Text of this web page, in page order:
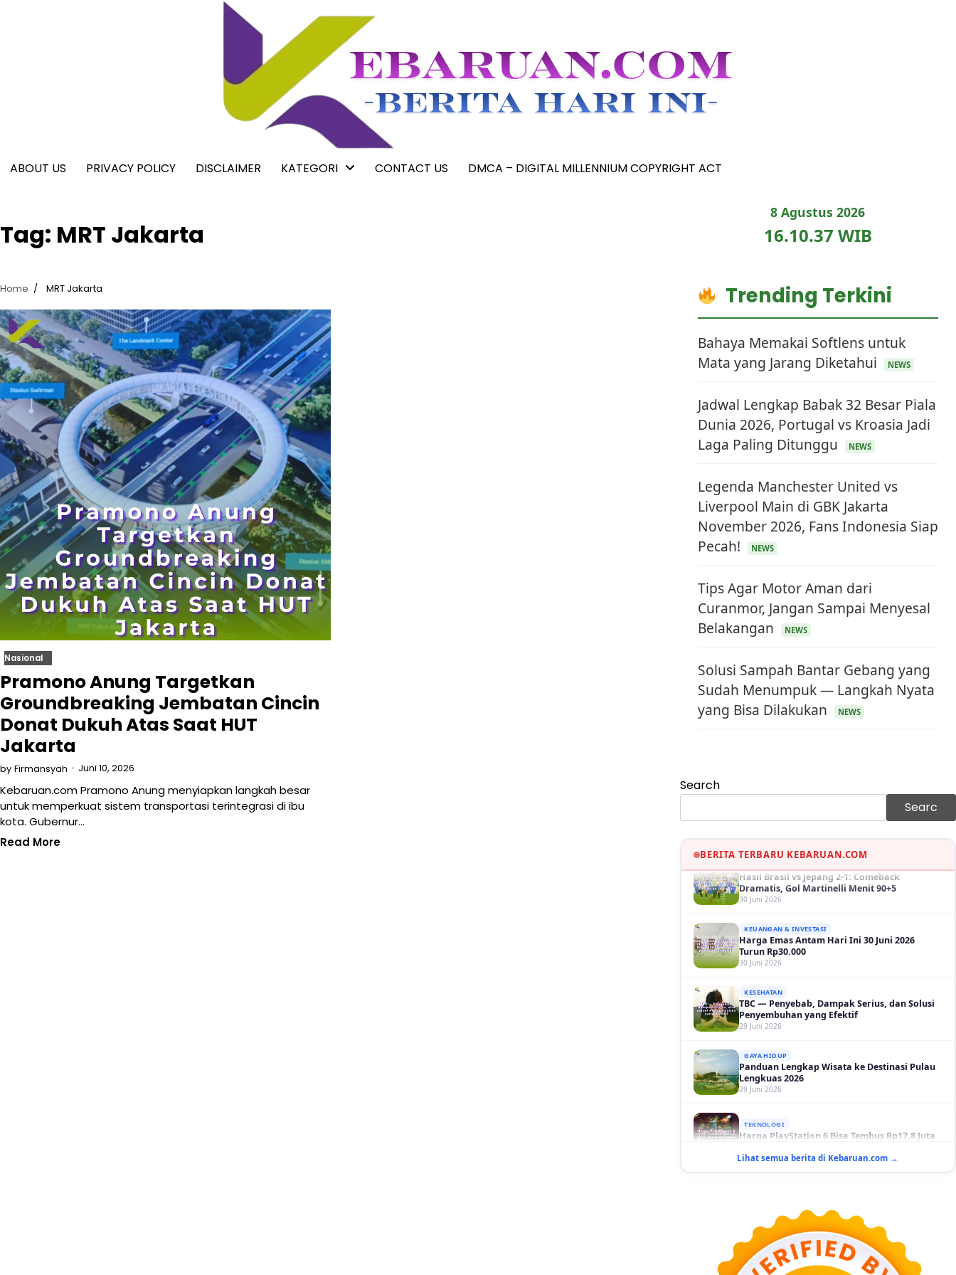
ABOUT US PRIVACY POLICY DISCLAIMER KATEGORI CONTACT US DMCA – DIGITAL MILLENNIUM COPYRIGHT ACT
Tag: MRT Jakarta
Home MRT Jakarta
Nasional
Pramono Anung Targetkan
Groundbreaking Jembatan Cincin
Donat Dukuh Atas Saat HUT
Jakarta
by Firmansyah Juni 10, 2026
Kebaruan.com Pramono Anung menyiapkan langkah besar
untuk memperkuat sistem transportasi terintegrasi di ibu
kota. Gubernur…
Read More
8 Agustus 2026
16.10.38 WIB
Trending Terkini
Bahaya Memakai Softlens untuk
Mata yang Jarang Diketahui
NEWS
Jadwal Lengkap Babak 32 Besar Piala
Dunia 2026, Portugal vs Kroasia Jadi
Laga Paling Ditunggu
NEWS
Legenda Manchester United vs
Liverpool Main di GBK Jakarta
November 2026, Fans Indonesia Siap
Pecah!
NEWS
Tips Agar Motor Aman dari
Curanmor, Jangan Sampai Menyesal
Belakangan
NEWS
Solusi Sampah Bantar Gebang yang
Sudah Menumpuk — Langkah Nyata
yang Bisa Dilakukan
NEWS
Search
Searc
BERITA TERBARU KEBARUAN.COM
Perampokan Bank dengan Konspirasi
Tersembunyi
30 Juni 2026
OLAH RAGA
Dramatis, Gol Martinelli Menit 90+5
30 Juni 2026
Harga Emas Antam Hari Ini 30 Juni 2026
Turun Rp30.000
30 Juni 2026
TBC — Penyebab, Dampak Serius, dan Solusi
Penyembuhan yang Efektif
29 Juni 2026
Panduan Lengkap Wisata ke Destinasi Pulau
Lengkuas 2026
29 Juni 2026
Harga PlayStation 6 Bisa Tembus Rp17,8 Juta
29 Juni 2026
KESEHATAN
Bahaya Memakai Softlens untuk Mata yang
Jarang Diketahui
29 Juni 2026
Lihat semua berita di Kebaruan.com →